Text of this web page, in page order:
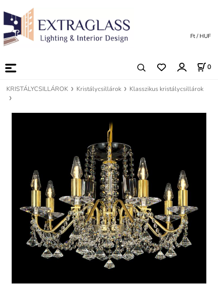
0
Ft / HUF
KRISTÁLYCSILLÁROK Kristálycsillárok Klasszikus kristálycsillárok